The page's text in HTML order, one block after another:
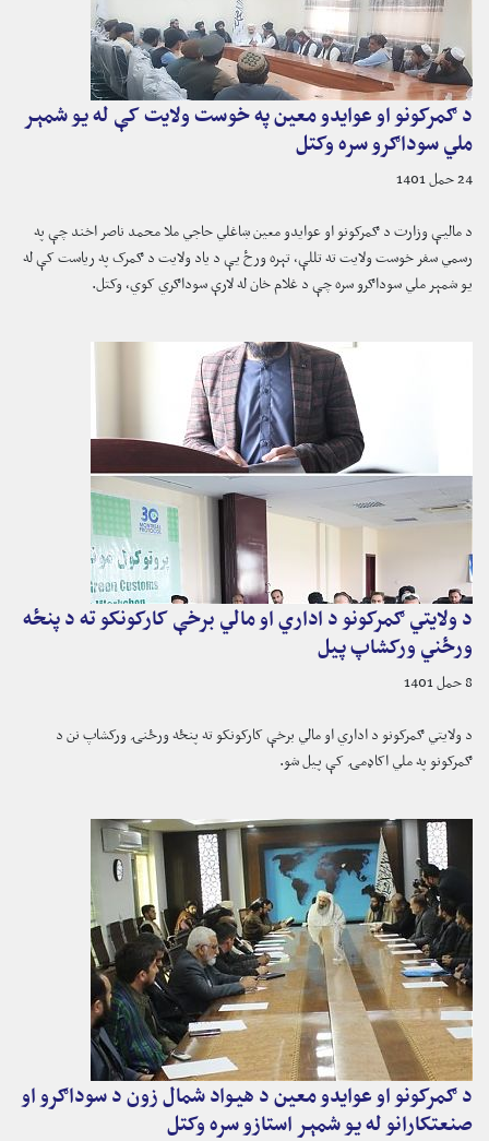
د ګمرکونو او عوایدو معین په خوست ولایت کې له یو شمېر
ملي سوداګرو سره وکتل
24 حمل 1401
د مالیې وزارت د ګمرکونو او عوایدو معین ښاغلي حاجي ملا محمد ناصر اخند چې په
رسمي سفر خوست ولایت ته تللې، تېره ورځ یې د یاد ولایت د ګمرک په ریاست کې له
یو شمېر ملي سوداګرو سره چې د غلام خان له لارې سوداګري کوي، وکتل.
د ولایتي ګمرکونو د اداري او مالي برخې کارکونکو ته د پنځه
ورځني ورکشاپ پیل
8 حمل 1401
د ولایتي ګمرکونو د اداري او مالي برخې کارکونکو ته پنځه ورځنۍ ورکشاپ نن د
ګمرکونو په ملي اکاډمۍ کې پیل شو.
د ګمرکونو او عوایدو معین د هیواد شمال زون د سوداګرو او
صنعتکارانو له یو شمېر استازو سره وکتل